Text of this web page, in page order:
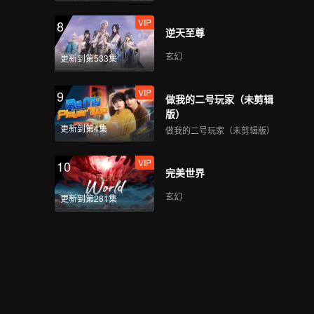
8
更新到第533集
VIP
逆天至尊
玄幻
9
更新到第4集
VIP
做我的二号玩家（未剪辑
版）
做我的二号玩家（未剪辑版）
10
更新到第281集
VIP
完美世界
玄幻